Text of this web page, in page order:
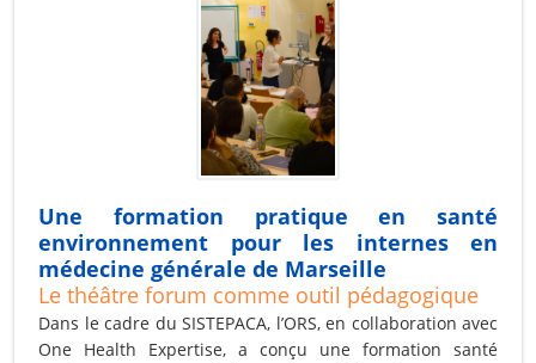
Une formation pratique en santé
environnement pour les internes en
médecine générale de Marseille
Le théâtre forum comme outil pédagogique
Dans le cadre du SISTEPACA, l’ORS, en collaboration avec
One Health Expertise, a conçu une formation santé